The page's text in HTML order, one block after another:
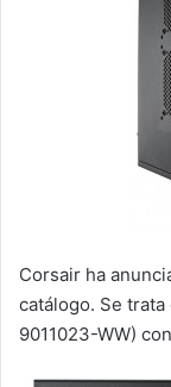
Corsair ha
catálogo. Se
9011023-WW)